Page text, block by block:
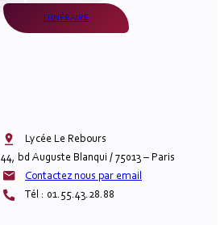
Lycée Le Rebours
44, bd Auguste Blanqui / 75013 – Paris
Contactez nous par email
Tél : 01.55.43.28.88
ITINÉRAIRE